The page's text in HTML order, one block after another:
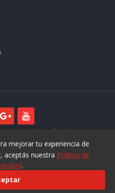
web SofihaCloud
mejorar tu experiencia de
aceptás nuestra Política de
.